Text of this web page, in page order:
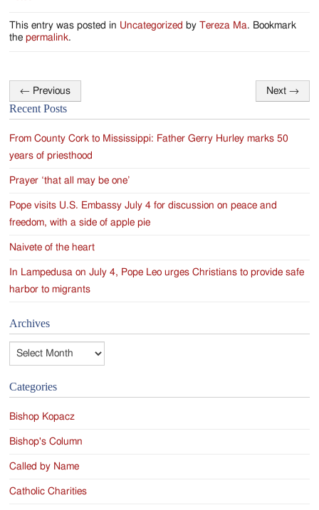
This entry was posted in Uncategorized byTereza Ma. Bookmark
thepermalink.
Post
navigation
← Previous Next →
Recent Posts
From County Cork to Mississippi: Father Gerry Hurley marks 50
years of priesthood
Prayer ‘that all may be one’
Pope visits U.S. Embassy July 4 for discussion on peace and
freedom, with a side of apple pie
Naivete of the heart
In Lampedusa on July 4, Pope Leo urges Christians to provide safe
harbor to migrants
Archives
Categories
Bishop Kopacz
Bishop's Column
Called by Name
Catholic Charities